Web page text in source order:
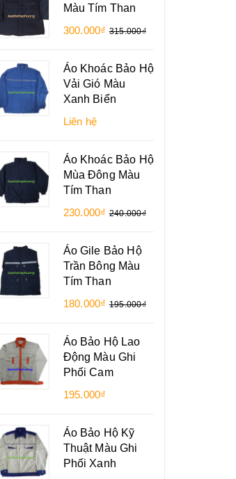
Màu Tím Than
300.000₫ 315.000₫
Áo Khoác Bảo Hộ
Vải Gió Màu
Xanh Biển
Liên hệ
Áo Khoác Bảo Hộ
Mùa Đông Màu
Tím Than
230.000₫ 240.000₫
Áo Gile Bảo Hộ
Trần Bông Màu
Tím Than
180.000₫ 195.000₫
Áo Bảo Hộ Lao
Động Màu Ghi
Phối Cam
195.000₫
Áo Bảo Hộ Kỹ
Thuật Màu Ghi
Phối Xanh